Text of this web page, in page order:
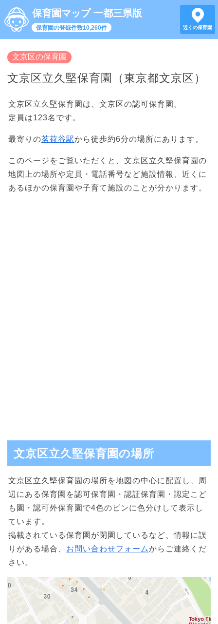
保育園マップ 一都三県版
保育園の登録件数10,260件 近くの保育園
文京区の保育園
文京区立久堅保育園（東京都文京区）
文京区立久堅保育園は、文京区の認可保育園。
定員は123名です。
最寄りの茗荷谷駅から徒歩約6分の場所にあります。
このページをご覧いただくと、文京区立久堅保育園の
地図上の場所や定員・電話番号など施設情報、近くに
あるほかの保育園や子育て施設のことが分かります。
文京区立久堅保育園の場所
文京区立久堅保育園の場所を地図の中心に配置し、周
辺にある保育園を認可保育園・認証保育園・認定こど
も園・認可外保育園で4色のピンに色分けして表示し
ています。
掲載されている保育園が閉園しているなど、情報に誤
りがある場合、 お問い合わせフォームからご連絡くだ
さい。